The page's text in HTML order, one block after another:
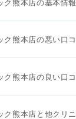
ク熊本店の基本情報
ク熊本店の悪い口コ
ク熊本店の良い口コ
ク熊本店と他クリ